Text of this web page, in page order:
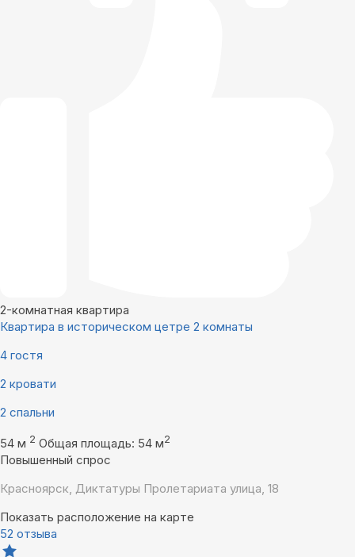
2-комнатная квартира
Квартира в историческом цетре 2 комнаты
4 гостя
2 кровати
2 спальни
54 м 2 Общая площадь: 54 м2
Повышенный спрос
Красноярск, Диктатуры Пролетариата улица, 18
Показать расположение на карте
52 отзыва